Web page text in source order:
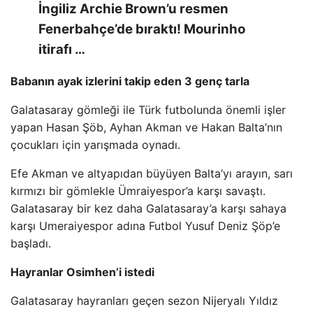
İngiliz Archie Brown’u resmen
Fenerbahçe’de bıraktı! Mourinho
itirafı …
Babanın ayak izlerini takip eden 3 genç tarla
Galatasaray gömleği ile Türk futbolunda önemli işler
yapan Hasan Şöb, Ayhan Akman ve Hakan Balta’nın
çocukları için yarışmada oynadı.
Efe Akman ve altyapıdan büyüyen Balta’yı arayın, sarı
kırmızı bir gömlekle Ümraiyespor’a karşı savaştı.
Galatasaray bir kez daha Galatasaray’a karşı sahaya
karşı Umeraiyespor adına Futbol Yusuf Deniz Şöp’e
başladı.
Hayranlar Osimhen’i istedi
Galatasaray hayranları geçen sezon Nijeryalı Yıldız